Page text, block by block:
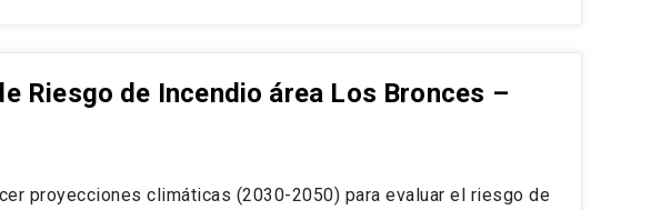
Riesgo de Incendio área Los Bronces –
proyecciones climáticas (2030-2050) para evaluar el riesgo de